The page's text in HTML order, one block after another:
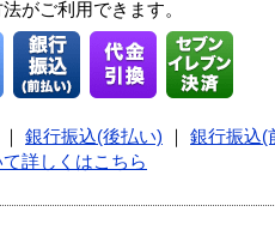
がご利用できます。
銀行振込(後払い) 銀行振込(
詳しくはこちら